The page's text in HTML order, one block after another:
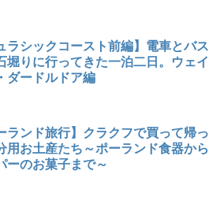
ラシックコースト前編】電車とバス
堀りに行ってきた一泊二日。ウェイ
ダードルドア編
ランド旅行】クラクフで買って帰っ
用お土産たち～ポーランド食器から
ーのお菓子まで～